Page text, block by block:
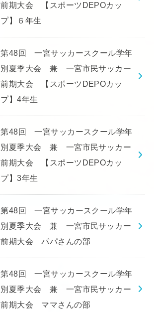
前期大会 【スポーツDEPOカッ
プ】６年生
第48回 一宮サッカースクール学年
別夏季大会 兼 一宮市民サッカー
前期大会 【スポーツDEPOカッ
プ】4年生
第48回 一宮サッカースクール学年
別夏季大会 兼 一宮市民サッカー
前期大会 【スポーツDEPOカッ
プ】3年生
第48回 一宮サッカースクール学年
別夏季大会 兼 一宮市民サッカー
前期大会 パパさんの部
第48回 一宮サッカースクール学年
別夏季大会 兼 一宮市民サッカー
前期大会 ママさんの部